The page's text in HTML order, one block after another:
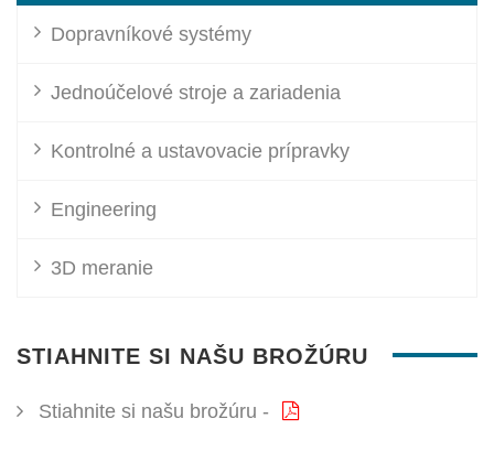
Dopravníkové systémy
Jednoúčelové stroje a zariadenia
Kontrolné a ustavovacie prípravky
Engineering
3D meranie
STIAHNITE SI NAŠU BROŽÚRU
Stiahnite si našu brožúru -